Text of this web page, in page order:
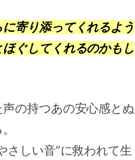
寄り添ってくれるよう
ぐしてくれるのかもし
の持つあの安心感とぬ
さしい音”に救われて生